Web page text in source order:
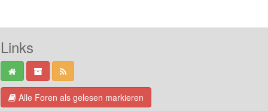
Links
Alle Foren als gelesen markieren